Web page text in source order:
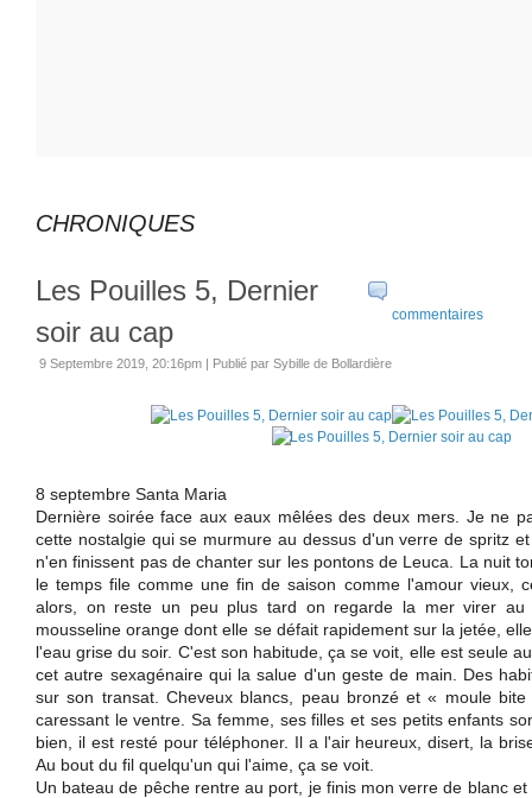
CHRONIQUES
commentaires
Les Pouilles 5, Dernier
soir au cap
9 Septembre 2019, 20:16pm | Publié par Sybille de Bollardière
8 septembre Santa Maria
Dernière soirée face aux eaux mêlées des deux mers. Je ne
cette nostalgie qui se murmure au dessus d'un verre de spritz
n'en finissent pas de chanter sur les pontons de Leuca. La nuit
le temps file comme une fin de saison comme l'amour vieux,
alors, on reste un peu plus tard on regarde la mer virer
mousseline orange dont elle se défait rapidement sur la jetée,
l'eau grise du soir. C'est son habitude, ça se voit, elle est seule
cet autre sexagénaire qui la salue d'un geste de main. Des
sur son transat. Cheveux blancs, peau bronzé et « moule
caressant le ventre. Sa femme, ses filles et ses petits enfants
bien, il est resté pour téléphoner. Il a l'air heureux, disert, la
Au bout du fil quelqu'un qui l'aime, ça se voit.
Un bateau de pêche rentre au port, je finis mon verre de blanc